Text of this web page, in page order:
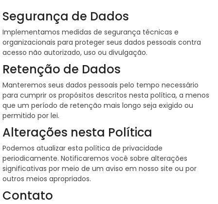
Segurança de Dados
Implementamos medidas de segurança técnicas e
organizacionais para proteger seus dados pessoais contra
acesso não autorizado, uso ou divulgação.
Retenção de Dados
Manteremos seus dados pessoais pelo tempo necessário
para cumprir os propósitos descritos nesta política, a menos
que um período de retenção mais longo seja exigido ou
permitido por lei.
Alterações nesta Política
Podemos atualizar esta política de privacidade
periodicamente. Notificaremos você sobre alterações
significativas por meio de um aviso em nosso site ou por
outros meios apropriados.
Contato